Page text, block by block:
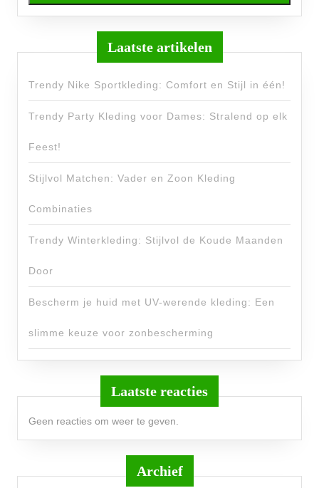
Laatste artikelen
Trendy Nike Sportkleding: Comfort en Stijl in één!
Trendy Party Kleding voor Dames: Stralend op elk
Feest!
Stijlvol Matchen: Vader en Zoon Kleding
Combinaties
Trendy Winterkleding: Stijlvol de Koude Maanden
Door
Bescherm je huid met UV-werende kleding: Een
slimme keuze voor zonbescherming
Laatste reacties
Geen reacties om weer te geven.
Archief